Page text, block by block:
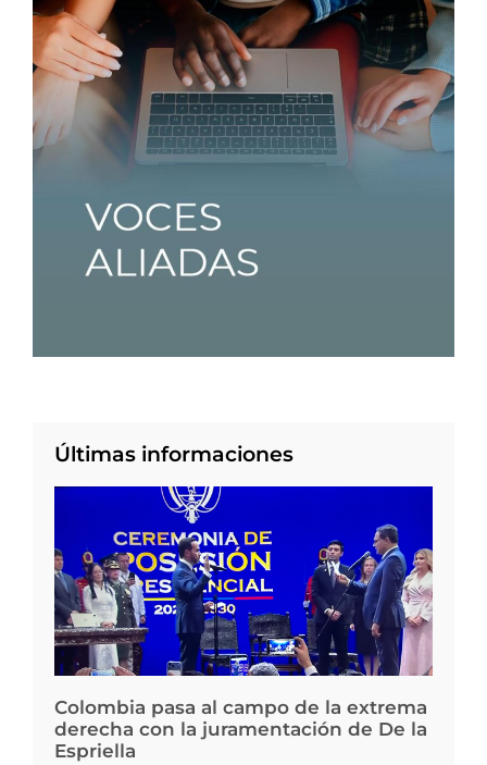
Últimas informaciones
Colombia pasa al campo de la extrema
derecha con la juramentación de De la
Espriella